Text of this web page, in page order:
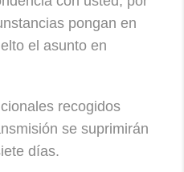
pongan en
el asunto en
recogidos
se suprimirán
días.